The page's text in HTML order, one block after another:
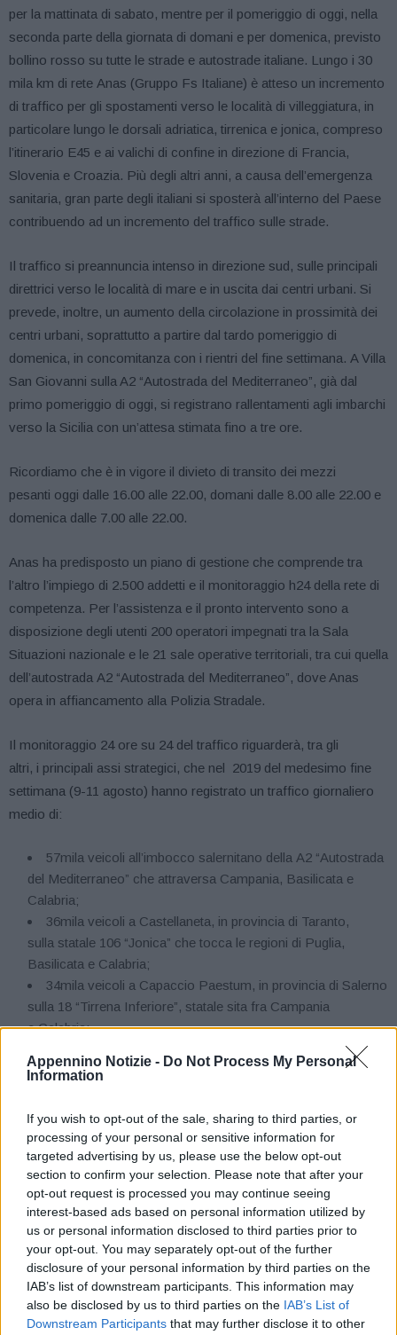
Appennino Notizie - Do Not Process My Personal
Information
If you wish to opt-out of the sale, sharing to third parties, or
processing of your personal or sensitive information for
targeted advertising by us, please use the below opt-out
section to confirm your selection. Please note that after your
opt-out request is processed you may continue seeing
interest-based ads based on personal information utilized by
us or personal information disclosed to third parties prior to
your opt-out. You may separately opt-out of the further
disclosure of your personal information by third parties on the
IAB’s list of downstream participants. This information may
also be disclosed by us to third parties on the IAB’s List of
Downstream Participants that may further disclose it to other
per la mattinata di sabato, mentre per il pomeriggio di oggi, nella
seconda parte della giornata di domani e per domenica, previsto
bollino rosso su tutte le strade e autostrade italiane. Lungo i 30
mila km di rete Anas (Gruppo Fs Italiane) è atteso un incremento
di traffico per gli spostamenti verso le località di villeggiatura, in
particolare lungo le dorsali adriatica, tirrenica e jonica, compreso
l’itinerario E45 e ai valichi di confine in direzione di Francia,
Slovenia e Croazia. Più degli altri anni, a causa dell’emergenza
sanitaria, gran parte degli italiani si sposterà all’interno del Paese
contribuendo ad un incremento del traffico sulle strade.
Il traffico si preannuncia intenso in direzione sud, sulle principali
direttrici verso le località di mare e in uscita dai centri urbani. Si
prevede, inoltre, un aumento della circolazione in prossimità dei
centri urbani, soprattutto a partire dal tardo pomeriggio di
domenica, in concomitanza con i rientri del fine settimana. A Villa
San Giovanni sulla A2 “Autostrada del Mediterraneo”, già dal
primo pomeriggio di oggi, si registrano rallentamenti agli imbarchi
verso la Sicilia con un’attesa stimata fino a tre ore.
Ricordiamo che è in vigore il divieto di transito dei mezzi
pesanti oggi dalle 16.00 alle 22.00, domani dalle 8.00 alle 22.00 e
domenica dalle 7.00 alle 22.00.
Anas ha predisposto un piano di gestione che comprende tra
l’altro l’impiego di 2.500 addetti e il monitoraggio h24 della rete di
competenza. Per l’assistenza e il pronto intervento sono a
disposizione degli utenti 200 operatori impegnati tra la Sala
Situazioni nazionale e le 21 sale operative territoriali, tra cui quella
dell’autostrada A2 “Autostrada del Mediterraneo”, dove Anas
opera in affiancamento alla Polizia Stradale.
Il monitoraggio 24 ore su 24 del traffico riguarderà, tra gli
altri, i principali assi strategici, che nel 2019 del medesimo fine
settimana (9-11 agosto) hanno registrato un traffico giornaliero
medio di:
57mila veicoli all’imbocco salernitano della A2 “Autostrada
del Mediterraneo” che attraversa Campania, Basilicata e
Calabria;
36mila veicoli a Castellaneta, in provincia di Taranto,
sulla statale 106 “Jonica” che tocca le regioni di Puglia,
Basilicata e Calabria;
34mila veicoli a Capaccio Paestum, in provincia di Salerno
sulla 18 “Tirrena Inferiore”, statale sita fra Campania
e Calabria;
“Palermo-Catania” in Sicilia;
del Vallo”, sempre in Sicilia;
35 mila veicoli a Cagliari sulla strada statale 131 “Carlo
Felice” in Sardegna;
39mila veicoli nell’area di Perugia lungo l’itinerario
E45 (SS675 e SS3 bis) che interessa Umbria, Toscana,
Emilia-Romagna;
35mila veicoli nel livornese sulla SS1 “Aurelia” (direttrice
che interessa Lazio, Toscana e Liguria);
52mila veicoli a Brindisi sulla SS16 “Adriatica” (direttrice
della costa Adriatica che parte da Padova in Veneto per
terminare a Santa Maria di Leuca, nell’estremo sud della